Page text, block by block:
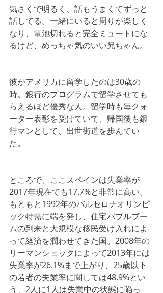
気さくで明るく、話もうまくてずっと
話してる。一緒にいると周りが楽しく
なり、電池切れると完全ミュートにな
るけど、めっちゃ気のいい兄ちゃん。
彼がアメリカに留学したのは30歳の
時。銀行のプログラムで留学させても
らえるほど優秀な人。留学時も毎クォ
ーター表彰を受けていて、帰国後も銀
行マンとして、出世街道を歩んでい
た。
ところで、ここスペインは失業率が
2017年現在でも17.7%と非常に高い。
もともと1992年のバルセロナオリンピ
ック特需に端を発し、住宅バブルブー
ムの到来と大規模な移民受け入れによ
って経済を潤わせてきた国。2008年の
リーマンショックによって2013年には
失業率が26.1%まで上がり、25歳以下
の若者の失業率に関しては48.9%とい
う、2人に1人は失業中の状態に陥っ